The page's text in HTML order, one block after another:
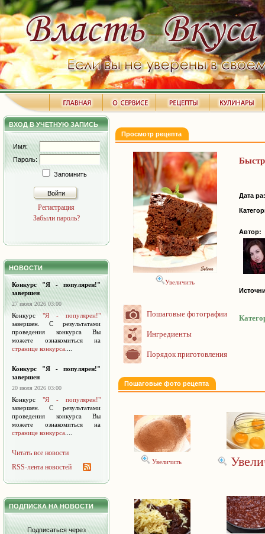
ВХОД В УЧЕТНУЮ ЗАПИСЬ
Имя:
Пароль:
Запомнить
Войти
Регистрация
Забыли пароль?
НОВОСТИ
Конкурс "Я - популярен!"
завершен
27 июля 2026 03:00
Конкурс "Я - популярен!"
завершен. С результатами
проведения конкурса Вы
можете ознакомиться на
странице конкурса
Конкурс "Я - популярен!"
завершен
20 июля 2026 03:00
Конкурс "Я - популярен!"
завершен. С результатами
проведения конкурса Вы
можете ознакомиться на
странице конкурса
Читать все новости
RSS-лента новостей
ПОДПИСКА НА НОВОСТИ
Подписаться через
Просмотр рецепта
Увеличить
Пошаговые фотографии
Ингредиенты
Порядок приготовления
Дата
Автор:
Пошаговые фото рецепта
Увеличить